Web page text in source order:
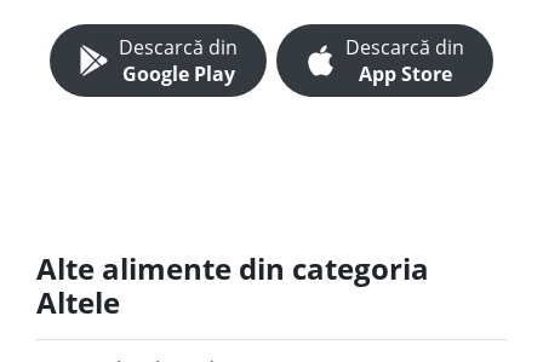
Descarcă din
Google Play
Descarcă din
App Store
Alte alimente din categoria
Altele